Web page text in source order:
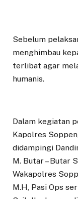
Sebelum
menghimbau
terlibat agar
humanis.
Dalam kegiatan
Kapolres
didampingi
M. Butar – Butar
Wakapolres
M.H, Pasi Ops